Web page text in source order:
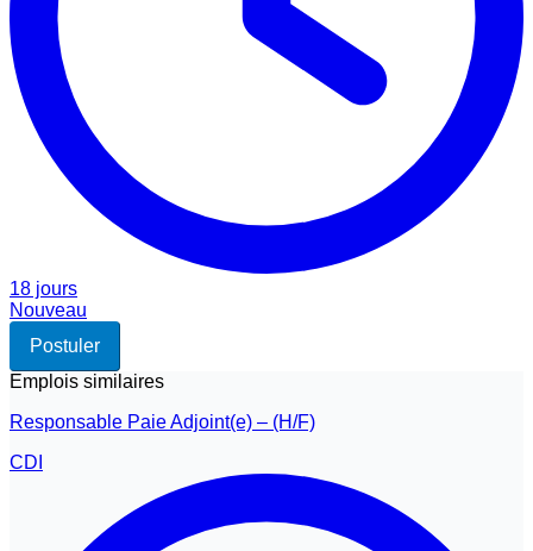
18 jours
Nouveau
Postuler
Emplois similaires
Responsable Paie Adjoint(e) – (H/F)
CDI